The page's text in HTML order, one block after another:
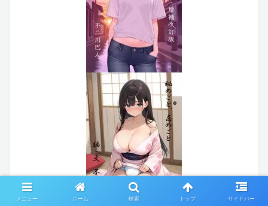
メニュー ホーム 検索 トップ サイドバー